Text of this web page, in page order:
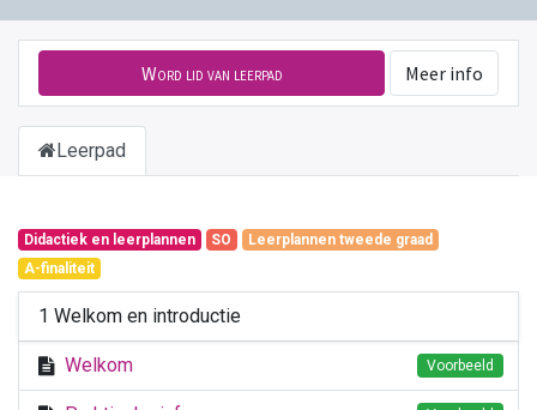
Word lid van leerpad Meer info
Leerpad
Didactiek en leerplannen SO
Leerplannen tweede graad
A-finaliteit
1 Welkom en introductie
Welkom Voorbeeld